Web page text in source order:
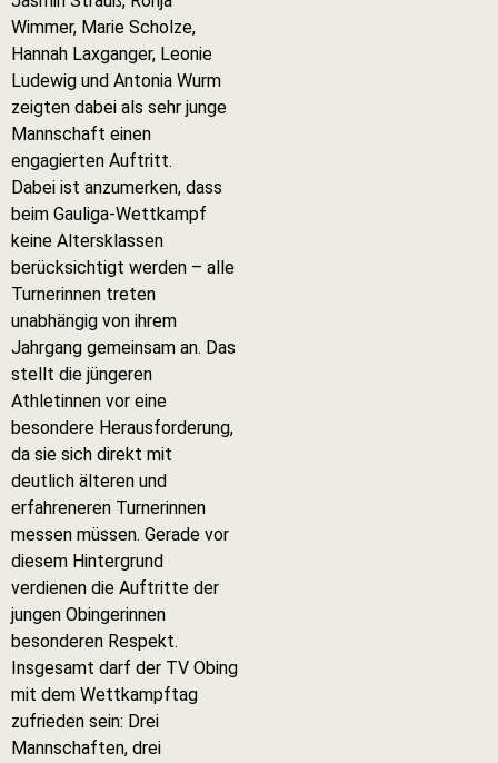
Wimmer, Marie Scholze,
Hannah Laxganger, Leonie
Ludewig und Antonia Wurm
zeigten dabei als sehr junge
Mannschaft einen
engagierten Auftritt.
Dabei ist anzumerken, dass
beim Gauliga-Wettkampf
keine Altersklassen
berücksichtigt werden – alle
Turnerinnen treten
unabhängig von ihrem
Jahrgang gemeinsam an. Das
stellt die jüngeren
Athletinnen vor eine
besondere Herausforderung,
da sie sich direkt mit
deutlich älteren und
erfahreneren Turnerinnen
messen müssen. Gerade vor
diesem Hintergrund
verdienen die Auftritte der
jungen Obingerinnen
besonderen Respekt.
Insgesamt darf der TV Obing
mit dem Wettkampftag
zufrieden sein: Drei
Mannschaften, drei